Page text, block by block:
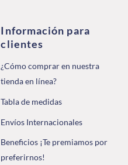
Información para
clientes
¿Cómo comprar en nuestra
tienda en línea?
Tabla de medidas
Envíos Internacionales
Beneficios ¡Te premiamos por
preferirnos!